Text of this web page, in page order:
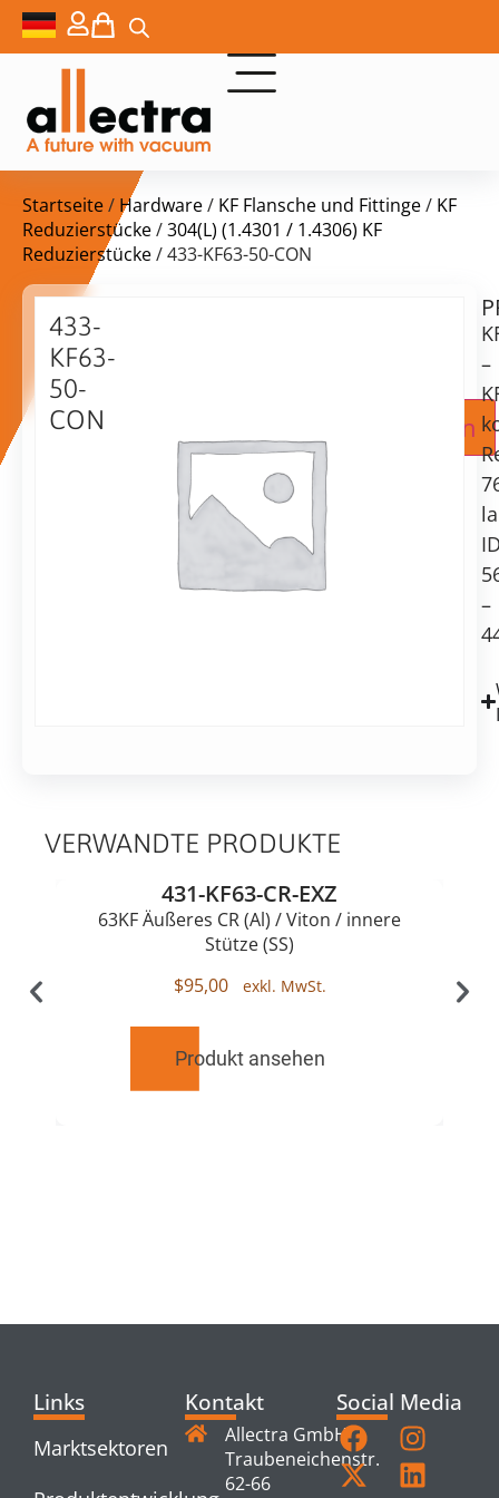
Startseite/ Hardware/ KF Flansche und Fittinge/ KF
Reduzierstücke/304(L) (1.4301 / 1.4306) KF
Reduzierstücke/ 433-KF63-50-CON
433-
KF63-
50-
CON
auf
Anfrage
Zur Angebotsanfrage hinzufügen
–
–
VERWANDTE PRODUKTE
431-KF63-CR-EXZ
63KF Äußeres CR (Al) / Viton / innere
Stütze (SS)
$95,00
Produkt ansehen
Links
Marktsektoren
Kontakt
Allectra GmbH
Traubeneichenstr.
62-66
Social Media